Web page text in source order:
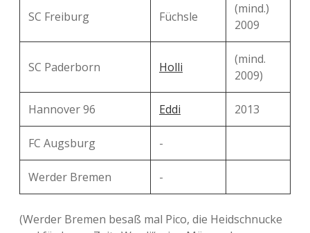
SC Freiburg Füchsle
(mind.)
2009
SC Paderborn Holli
(mind.
2009)
Hannover 96 Eddi 2013
FC Augsburg -
Werder Bremen -
(Werder Bremen besaß mal Pico, die Heidschnucke